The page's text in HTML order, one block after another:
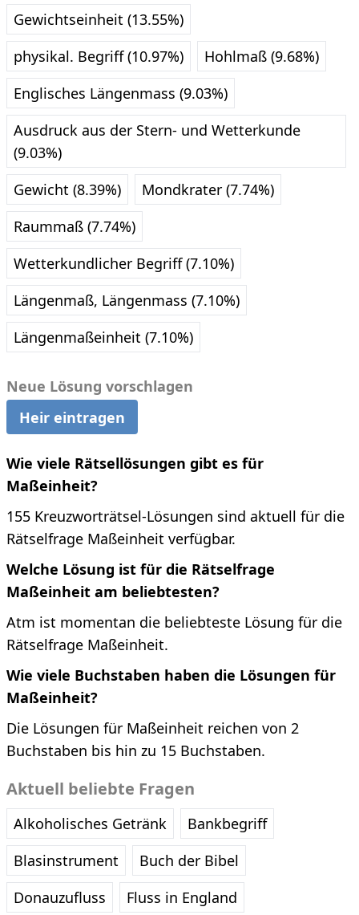
Gewichtseinheit (13.55%)
physikal. Begriff (10.97%)
Hohlmaß (9.68%)
Englisches Längenmass (9.03%)
Ausdruck aus der Stern- und Wetterkunde
(9.03%)
Gewicht (8.39%)
Mondkrater (7.74%)
Raummaß (7.74%)
Wetterkundlicher Begriff (7.10%)
Längenmaß, Längenmass (7.10%)
Längenmaßeinheit (7.10%)
Neue Lösung vorschlagen
Heir eintragen
Wie viele Rätsellösungen gibt es für
Maßeinheit?
155 Kreuzworträtsel-Lösungen sind aktuell für die
Rätselfrage Maßeinheit verfügbar.
Welche Lösung ist für die Rätselfrage
Maßeinheit am beliebtesten?
Atm ist momentan die beliebteste Lösung für die
Rätselfrage Maßeinheit.
Wie viele Buchstaben haben die Lösungen für
Maßeinheit?
Die Lösungen für Maßeinheit reichen von 2
Buchstaben bis hin zu 15 Buchstaben.
Aktuell beliebte Fragen
Alkoholisches Getränk
Bankbegriff
Blasinstrument
Buch der Bibel
Donauzufluss
Fluss in England